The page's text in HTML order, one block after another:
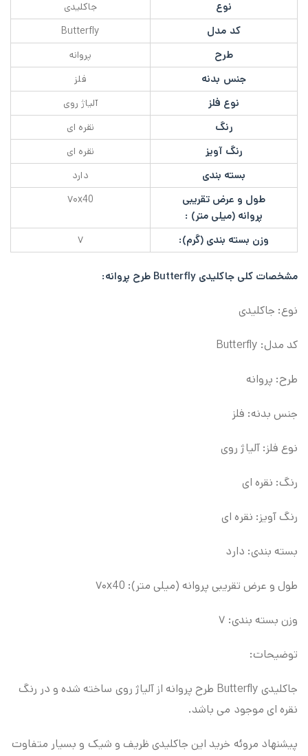
نوع جاکلیدی
کد مدل Butterfly
طرح پروانه
جنس بدنه فلز
نوع فلز آلیاژ روی
رنگ نقره ای
رنگ آویز نقره ای
بسته بندی دارد
طول و عرض تقریبی
پروانه (میلی متر) :
۷۰x40
وزن بسته بندی (گرم): ۷
مشخصات کلی جاکلیدی Butterfly طرح پروانه:
نوع: جاکلیدی
کد مدل: Butterfly
طرح: پروانه
جنس بدنه: فلز
نوع فلز: آلیاژ روی
رنگ: نقره ای
رنگ آویز: نقره ای
بسته بندی: دارد
طول و عرض تقریبی پروانه (میلی متر): ۷۰x40
وزن بسته بندی: ۷
توضیحات:
جاکلیدی Butterfly طرح پروانه از آلیاژ روی ساخته شده و در رنگ
نقره ای موجود می باشد.
پیشنهاد مروئه خرید این جاکلیدی ظریف و شیک و بسیار متفاوت